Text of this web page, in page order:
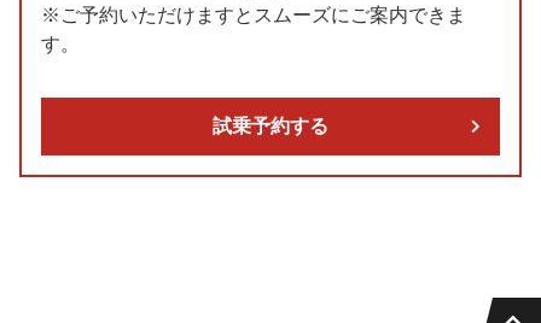
※ご予約いただけますとスムーズにご案内できま
す。
試乗予約する